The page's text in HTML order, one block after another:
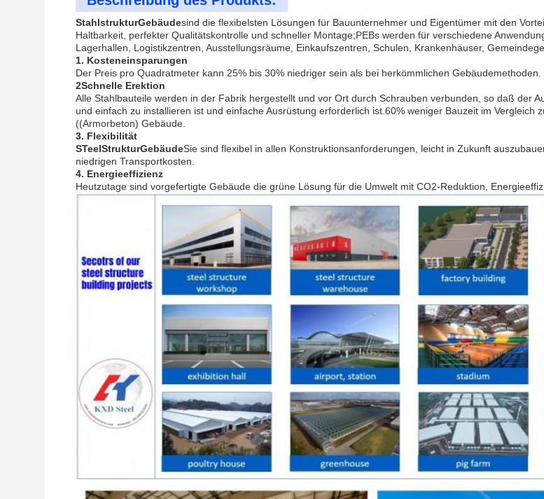
StahlstrukturGebäudesind die flexibelsten Lösungen für Bauunternehmer und Eigentümer mit den
Haltbarkeit, perfekter Qualitätskontrolle und schneller Montage;PEBs werden für verschiedene
Lagerhallen, Logistikzentren, Ausstellungsräume, Einkaufszentren, Schulen, Krankenhäuser,
1. Kosteneinsparungen
Der Preis pro Quadratmeter kann 25% bis 30% niedriger sein als bei herkömmlichen Gebäudemethoden.
2Schnelle Erektion
Alle Stahlbauteile werden in der Fabrik hergestellt und vor Ort durch Schrauben verbunden, so daß der
und einfach zu installieren ist und einfache Ausrüstung erforderlich ist.60% weniger Bauzeit im Vergleich
((Armorbeton) Gebäude.
3. Flexibilität
STeelStrukturGebäudeSie sind flexibel in allen Konstruktionsanforderungen, leicht in Zukunft
niedrigen Transportkosten.
4. Energieeffizienz
Heutzutage sind vorgefertigte Gebäude die grüne Lösung für die Umwelt mit CO2-Reduktion,